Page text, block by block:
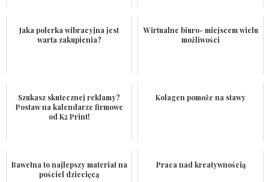
Jaka polerka wibracyjna jest
warta zakupienia?
Wirtualne biuro- miejscem wielu
możliwości
Szukasz skutecznej reklamy?
Postaw na kalendarze firmowe
od K2 Print!
Kolagen pomoże na stawy
Bawełna to najlepszy materiał na
pościel dziecięcą
Praca nad kreatywnością